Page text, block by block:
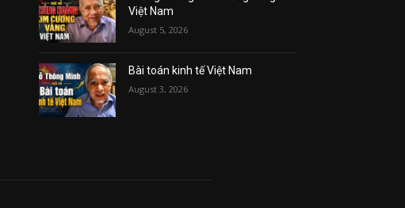
Việt Nam
August 5, 2026
Bài toán kinh tế Việt Nam
August 3, 2026